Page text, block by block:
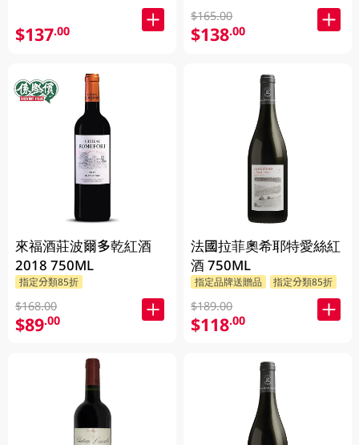
$137.00
來福酒莊波爾多乾紅酒
2018 750ML
指定分類85折
$168.00
$89.00
$165.00
$138.00
法國拉菲奧希耶特愛絲紅
酒 750ML
指定品牌送贈品 指定分類85折
$189.00
$118.00